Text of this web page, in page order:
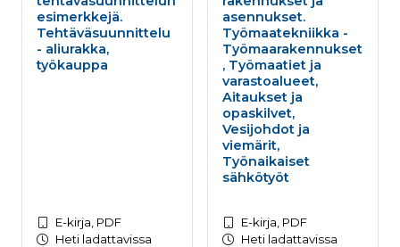
esimerkkejä.
Tehtäväsuunnittelu
- aliurakka,
työkauppa
E-kirja, PDF
Heti ladattavissa
asennukset.
Työmaatekniikka -
Työmaarakennukset
, Työmaatiet ja
varastoalueet,
Aitaukset ja
opaskilvet,
Vesijohdot ja
viemärit,
Työnaikaiset
sähkötyöt
E-kirja, PDF
Heti ladattavissa